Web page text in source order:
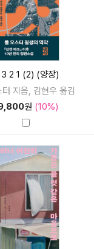
2 1 (2) (양장)
터 지음, 김현우 옮김
원 (10%)